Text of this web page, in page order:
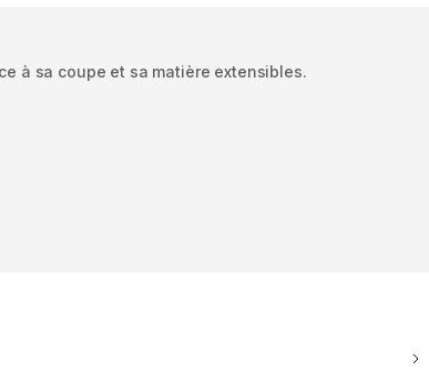
à sa coupe et sa matière extensibles.